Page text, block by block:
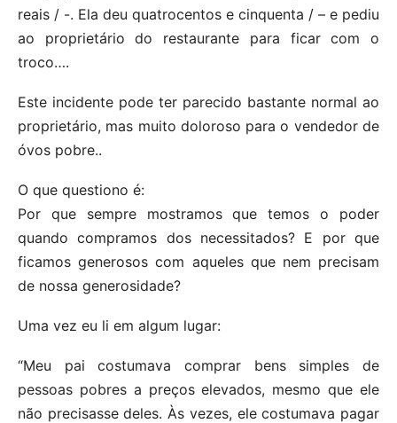
reais / -. Ela deu quatrocentos e cinquenta / – e pediu
ao proprietário do restaurante para ficar com o
troco….
Este incidente pode ter parecido bastante normal ao
proprietário, mas muito doloroso para o vendedor de
óvos pobre..
O que questiono é:
Por que sempre mostramos que temos o poder
quando compramos dos necessitados? E por que
ficamos generosos com aqueles que nem precisam
de nossa generosidade?
Uma vez eu li em algum lugar:
“Meu pai costumava comprar bens simples de
pessoas pobres a preços elevados, mesmo que ele
não precisasse deles. Às vezes, ele costumava pagar